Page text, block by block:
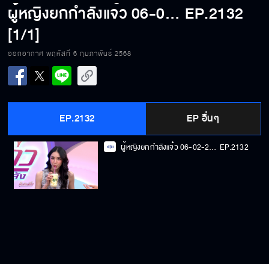
ผู้หญิงยกกำลังแจ๋ว 06-02-2025 EP.2132
[1/1]
ออกอากาศ พฤหัสที่ 6 กุมภาพันธ์ 2568
EP.2132 EP อื่นๆ
ผู้หญิงยกกำลังแจ๋ว 06-02-2025 EP.2132